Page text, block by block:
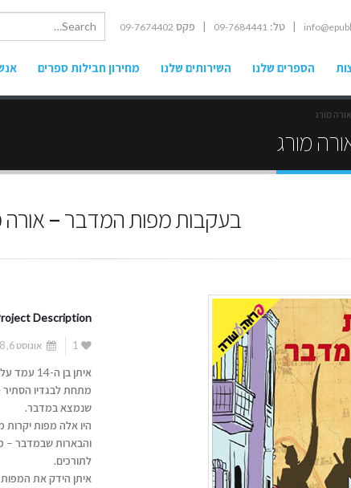
| טל: 09-7684441 | פקס 09-7674402
הספרים שלנו השירותים שלנו מחירון חבילות ספרים
מורג
מורג
בעקבות מפות המדבר – אורה
Description
1 אוגוסט 6, 2018
איתן בן
מתחת לבגדיו הסתיר
שנמצא במדבר.
היו אלה מפות יקרות
והבארות שבמדבר –
לתורכים.
איתן הידק את